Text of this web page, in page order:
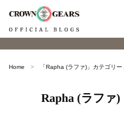
Home 「Rapha (ラファ) 」カテゴリー
Rapha (ラファ)